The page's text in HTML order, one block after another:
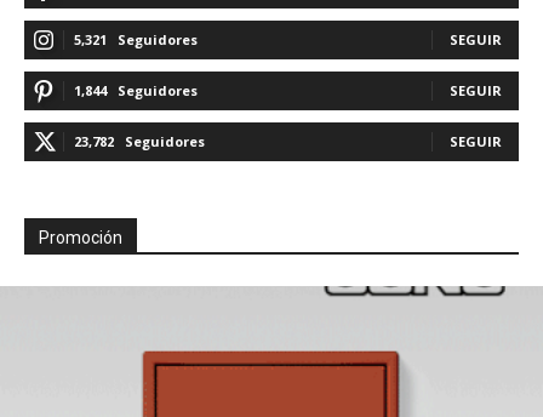
5,321 Seguidores SEGUIR
1,844 Seguidores SEGUIR
23,782 Seguidores SEGUIR
Promoción